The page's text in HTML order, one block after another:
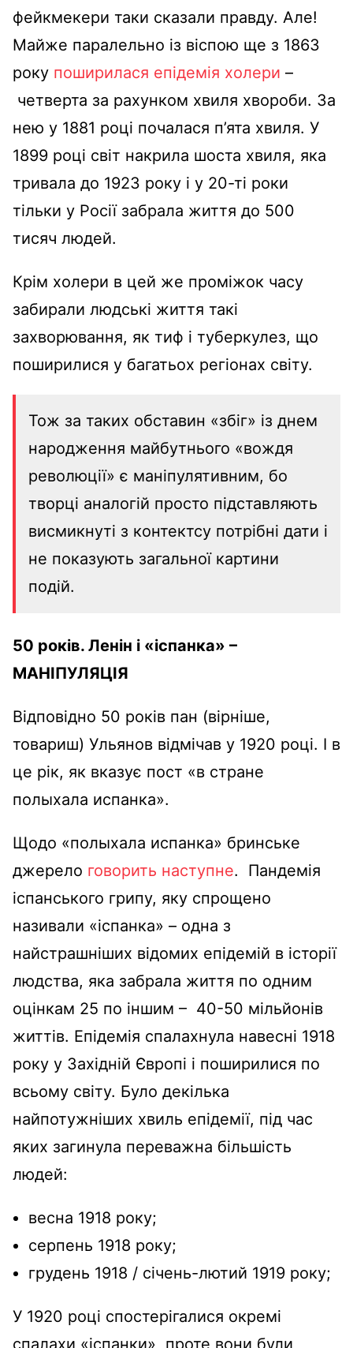
фейкмекери таки сказали правду. Але!
Майже паралельно із віспою ще з 1863
року поширилася епідемія холери –
четверта за рахунком хвиля хвороби. За
нею у 1881 році почалася п’ята хвиля. У
1899 році світ накрила шоста хвиля, яка
тривала до 1923 року і у 20-ті роки
тільки у Росії забрала життя до 500
тисяч людей.
Крім холери в цей же проміжок часу
забирали людські життя такі
захворювання, як тиф і туберкулез, що
поширилися у багатьох регіонах світу.
Тож за таких обставин «збіг» із днем
народження майбутнього «вождя
революції» є маніпулятивним, бо
творці аналогій просто підставляють
висмикнуті з контектсу потрібні дати і
не показують загальної картини
подій.
50 років. Ленін і «іспанка» –
МАНІПУЛЯЦІЯ
Відповідно 50 років пан (вірніше,
товариш) Ульянов відмічав у 1920 році. І в
це рік, як вказує пост «в стране
полыхала испанка».
Щодо «полыхала испанка» бринське
джерело говорить наступне. Пандемія
іспанського грипу, яку спрощено
називали «іспанка» – одна з
найстрашніших відомих епідемій в історії
людства, яка забрала життя по одним
оцінкам 25 по іншим – 40-50 мільйонів
життів. Епідемія спалахнула навесні 1918
року у Західній Європі і поширилися по
всьому світу. Було декілька
найпотужніших хвиль епідемії, під час
яких загинула переважна більшість
людей:
весна 1918 року;
серпень 1918 року;
грудень 1918 / січень-лютий 1919 року;
У 1920 році спостерігалися окремі
спалахи «іспанки», проте вони були